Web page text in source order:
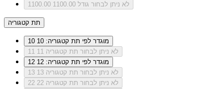
1100.00
לא ניתן לבחור גודל 1100.00
תת קטגוריה
10
מוגדר לפי תת קטגוריה: 10
11
לא ניתן לבחור תת קטגוריה 11
12
מוגדר לפי תת קטגוריה: 12
13
לא ניתן לבחור תת קטגוריה 13
22
לא ניתן לבחור תת קטגוריה 22